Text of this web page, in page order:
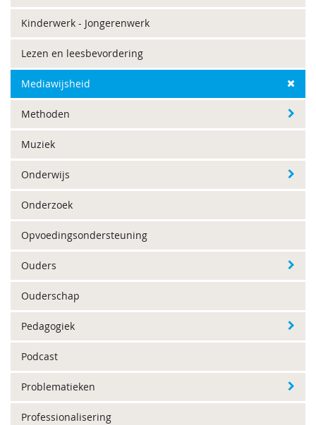
Kinderwerk - Jongerenwerk
Lezen en leesbevordering
Mediawijsheid
Methoden
Muziek
Onderwijs
Onderzoek
Opvoedingsondersteuning
Ouders
Ouderschap
Pedagogiek
Podcast
Problematieken
Professionalisering